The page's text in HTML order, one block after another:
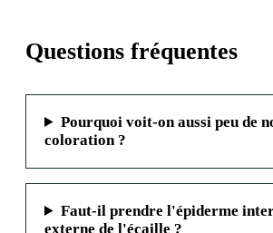
Questions fréquentes
Pourquoi voit-on aussi peu de
coloration ?
Faut-il prendre l'épiderme
externe de l'écaille ?